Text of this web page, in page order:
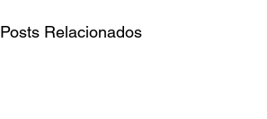
Posts Relacionados